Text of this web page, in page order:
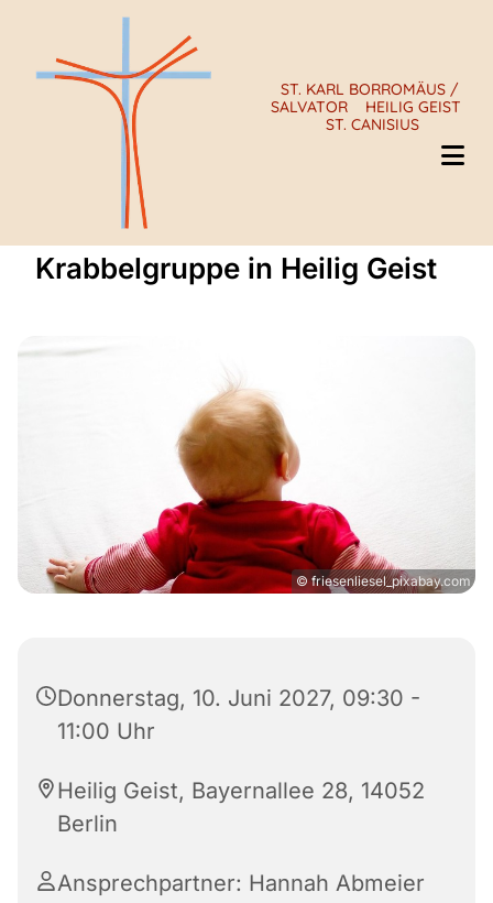
ST. KARL BORROMÄUS /
SALVATOR
HEILIG GEIST
ST. CANISIUS
Krabbelgruppe in Heilig Geist
© friesenliesel_pixabay.com
Donnerstag, 10. Juni 2027, 09:30 -
11:00 Uhr
Heilig Geist, Bayernallee 28, 14052
Berlin
Ansprechpartner: Hannah Abmeier